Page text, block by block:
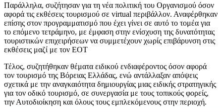
Παράλληλα, συζήτησαν για τη νέα πολιτική του Οργανισμού όσον
αφορά τις εκθέσεις τουρισμού σε virtual περιβάλλον. Αναφέρθηκαν
επίσης στον προγραμματισμό που έχει γίνει σε αυτό το τομέα για
το επόμενο τετράμηνο, με έμφαση στην ενίσχυση της δυνατότητας
τουριστικών επιχειρήσεων να συμμετέχουν χωρίς επιβάρυνση στις
εκθέσεις μαζί με τον ΕΟΤ
Τέλος, συζητήθηκαν θέματα ειδικού ενδιαφέροντος όσον αφορά
τον τουρισμό της Βόρειας Ελλάδας, ενώ αντάλλαξαν απόψεις
σχετικά με την αναγκαιότητα δημιουργίας μιας ειδικής στρατηγικής
για τον οδικό τουρισμό, σε συνεργασία με τους τοπικούς φορείς,
την Αυτοδιοίκηση και όλους τους εμπλεκόμενους στην περιοχή.